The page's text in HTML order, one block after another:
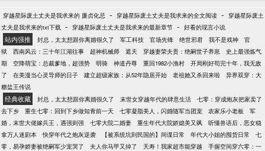
哄…… …… 程澈：兄弟们，我有事儿要说。 宋谨：
请讲。 程澈：我是畜生，我爱上了我妹妹。
代女人无怨无悔的付出之谜？ 故事就这样发生了……
因为救人，2023年的姜娇娇穿到六十年代，开启了不
一样的人生！ 因为被救，40年出生的土着顾野，改写
了自己设定好的人生
穿越星际废土丈夫是我求来的 廉贞化忌 - 穿越星际废土丈夫是我求来的全文阅读 -
穿越星际废土
丈夫是我求来的txt下载 - 穿越星际废土丈夫是我求来的最新章节 - 好看的现言小说
站内强推 封总，太太想跟你离婚很久了 军工科技 官场先锋 绝世邪君 我不是戏神
官
狱
西南风云：三十年江湖往事 超神机械师 遮天 穿越妻荣夫贵：绝嗣世子养崽
史上最强炼气
期
空降萌宝：总裁爹地，超强势 明骑 神道丹尊 重回1982小渔村
开局刚好苟完十年，我无敌
了
在美漫当心灵导师的日子 建立超级家族：从52年隐居开始 老祖她又杀回来啦
异界双穿：大
糖盐王传说
经典收藏 封总，太太想跟你离婚很久了 末世女穿越年代的肆意生活
七零：穿成炮灰把家卖了
去下乡
重生七零：回到下乡做知青前一天 七零凝脂美人，闪婚随军当团宠 农家乐小老板
军
婚，末世大佬嫁兵王，遇强则强
七零大院二婚妻 重生年代大院娇媳美又飒
听懂兽语后，恶女稳
拿万人迷剧本
快穿年代之炮灰逆袭 【被系统坑到民国的】间谍日常 年代大小姐的囤货日常
七
零，易孕娇妻被绝嗣军少宠哭了
夫人你马甲又掉了 夭寿！我家超市能穿越
手握空间穿六零：一